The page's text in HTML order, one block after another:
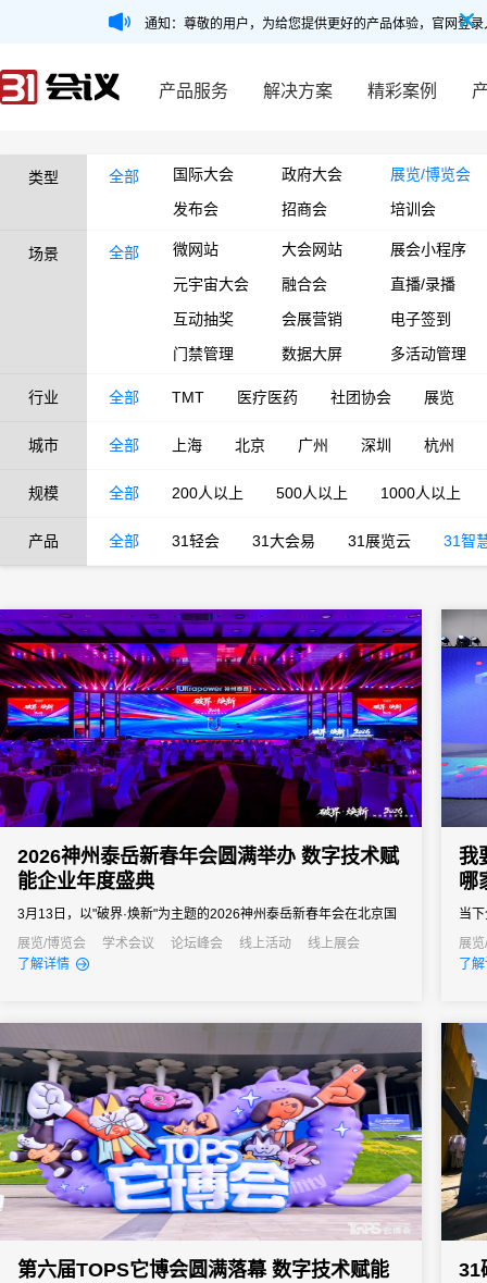
通知：尊敬的用户，为给您提供更好的产品体验，官网登
产品服务 解决方案 精彩案例
类型 全部 国际大会 政府大会
展览/博览会
发布会
招商会 培训会
场景 全部 微网站 大会网站
展会小程序
元宇宙大会
融合会
直播/录播
互动抽奖
会展营销
电子签到
门禁管理
数据大屏 多活动管理
行业 全部 TMT 医疗医药 社团协会 展览
城市 全部 上海 北京 广州 深圳 杭州
规模 全部 200人以上 500人以上 1000人以上
产品 全部 31轻会 31大会易 31展览云 31智
2026神州泰岳新春年会圆满举办 数字技术赋
能企业年度盛典
3月13日，以"破界·焕新"为主题的2026神州泰岳新春年会在北京国
家会议中心成功举办。来自全国的1600余名泰岳人齐聚一堂，回望
2025奋进征程，共启AI时代的战略新征程，以"破认知之界、破人效
展览/博览会 学术会议 论坛峰会 线上活动
线上展会
了解详情
我
哪
当
北
办
不
展
了
第六届TOPS它博会圆满落幕 数字技术赋能
31